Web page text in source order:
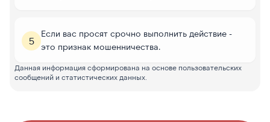
5
Если вас просят срочно выполнить действие -
это признак мошенничества.
Данная информация сформирована на основе пользовательских
сообщений и статистических данных.